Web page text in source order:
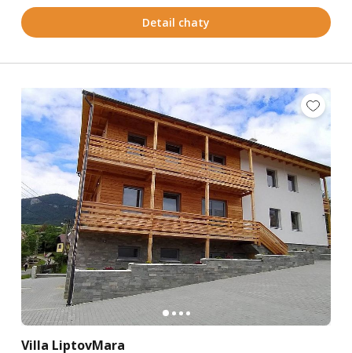
Detail chaty
Villa LiptovMara